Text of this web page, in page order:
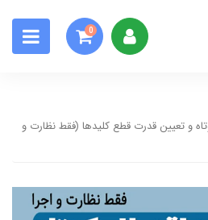
0
کوتاه و تعیین قدرت قطع کلیدها (فقط نظارت و